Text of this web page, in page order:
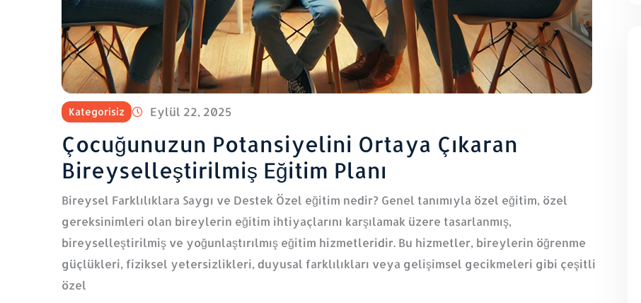
Kategorisiz Eylül 22, 2025
Çocuğunuzun Potansiyelini Ortaya Çıkaran
Bireyselleştirilmiş Eğitim Planı
Bireysel Farklılıklara Saygı ve Destek Özel eğitim nedir? Genel tanımıyla özel eğitim, özel
gereksinimleri olan bireylerin eğitim ihtiyaçlarını karşılamak üzere tasarlanmış,
bireyselleştirilmiş ve yoğunlaştırılmış eğitim hizmetleridir. Bu hizmetler, bireylerin öğrenme
güçlükleri, fiziksel yetersizlikleri, duyusal farklılıkları veya gelişimsel gecikmeleri gibi çeşitli
özel